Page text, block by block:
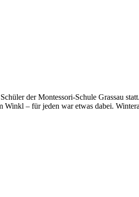
der Montessori-Schule Grassau
– für jeden war etwas dabei.